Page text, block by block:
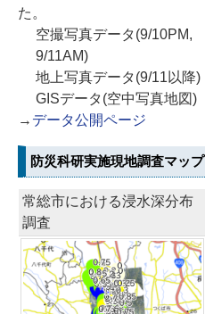
た。
空撮写真データ(9/10PM,
9/11AM)
地上写真データ(9/11以降)
GISデータ(空中写真地図)
→ データ公開ページ
防災科研実施現地調査マップ
常総市における浸水深分布
調査